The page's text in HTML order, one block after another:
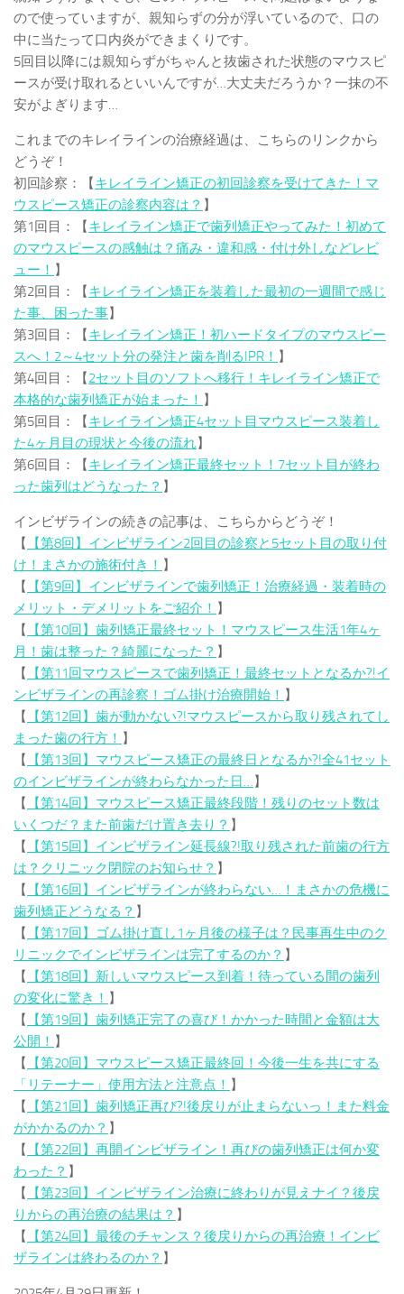
ので使っていますが、親知らずの分が浮いているので、口の
中に当たって口内炎ができまくりです。
5回目以降には親知らずがちゃんと抜歯された状態のマウスピ
ースが受け取れるといいんですが…大丈夫だろうか？一抹の不
安がよぎります…
これまでのキレイラインの治療経過は、こちらのリンクから
どうぞ！
初回診察：【キレイライン矯正の初回診察を受けてきた！マ
ウスピース矯正の診察内容は？ 】
第1回目：【キレイライン矯正で歯列矯正やってみた！初めて
のマウスピースの感触は？痛み・違和感・付け外しなどレビ
ュー！ 】
第2回目：【キレイライン矯正を装着した最初の一週間で感じ
た事、困った事】
第3回目：【キレイライン矯正！初ハードタイプのマウスピー
スへ！2～4セット分の発注と歯を削るIPR！ 】
第4回目：【2セット目のソフトへ移行！キレイライン矯正で
本格的な歯列矯正が始まった！ 】
第5回目：【キレイライン矯正4セット目マウスピース装着し
た4ヶ月目の現状と今後の流れ】
第6回目：【キレイライン矯正最終セット！7セット目が終わ
った歯列はどうなった？ 】
インビザラインの続きの記事は、こちらからどうぞ！
【
【第8回】インビザライン2回目の診察と5セット目の取り付
け！まさかの施術付き！ 】
【
【第9回】インビザラインで歯列矯正！治療経過・装着時の
メリット・デメリットをご紹介！ 】
【
【第10回】歯列矯正最終セット！マウスピース生活1年4ヶ
月！歯は整った？綺麗になった？ 】
【
【第11回マウスピースで歯列矯正！最終セットとなるか?!イ
ンビザラインの再診察！ゴム掛け治療開始！ 】
【
【第12回】歯が動かない?!マウスピースから取り残されてし
まった歯の行方！ 】
【
【第13回】マウスピース矯正の最終日となるか?!全41セット
のインビザラインが終わらなかった日…】
【
【第14回】マウスピース矯正最終段階！残りのセット数は
いくつだ？また前歯だけ置き去り？ 】
【
【第15回】インビザライン延長線?!取り残された前歯の行方
は？クリニック閉院のお知らせ？ 】
【
【第16回】インビザラインが終わらない…！まさかの危機に
歯列矯正どうなる？ 】
【
【第17回】ゴム掛け直し1ヶ月後の様子は？民事再生中のク
リニックでインビザラインは完了するのか？ 】
【
【第18回】新しいマウスピース到着！待っている間の歯列
の変化に驚き！ 】
【
【第19回】歯列矯正完了の喜び！かかった時間と金額は大
公開！ 】
【
【第20回】マウスピース矯正最終回！今後一生を共にする
「リテーナー」使用方法と注意点！ 】
【
【第21回】歯列矯正再び?!後戻りが止まらないっ！また料金
がかかるのか？ 】
【
【第22回】再開インビザライン！再びの歯列矯正は何か変
わった？ 】
【
【第23回】インビザライン治療に終わりが見えナイ？後戻
りからの再治療の結果は？ 】
【
【第24回】最後のチャンス？後戻りからの再治療！インビ
ザラインは終わるのか？ 】